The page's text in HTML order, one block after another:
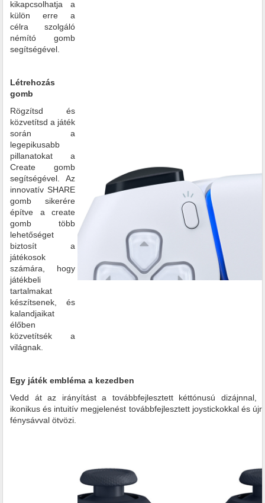
kikapcsolhatja a
külön erre a
célra szolgáló
némító gomb
segítségével.
Létrehozás
gomb
Rögzítsd és
közvetítsd a játék
során a
legepikusabb
pillanatokat a
Create gomb
segítségével. Az
innovatív SHARE
gomb sikerére
építve a create
gomb több
lehetőséget
biztosít a
játékosok
számára, hogy
játékbeli
tartalmakat
készítsenek, és
kalandjaikat
élőben
közvetítsék a
világnak.
Egy játék embléma a kezedben
Vedd át az irányítást a továbbfejlesztett kéttónusú dizájnnal,
ikonikus és intuitív megjelenést továbbfejlesztett joystickokkal és
fénysávval ötvözi.